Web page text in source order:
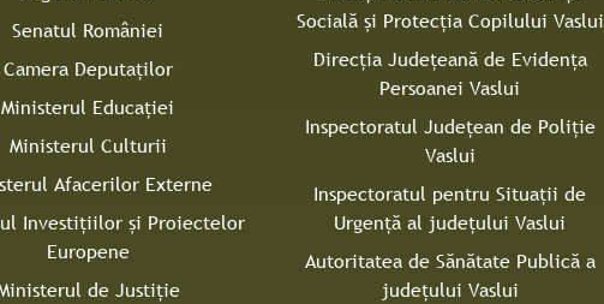
Senatul României
Camera Deputaților
Ministerul Educației
Ministerul Culturii
Afacerilor Externe
Investițiilor și Proiectelor
Europene
de Justiție
Socială şi Protecţia Copilului Vaslui
Direcţia Judeţeană de Evidenţa
Persoanei Vaslui
Inspectoratul Judeţean de Poliţie
Vaslui
Inspectoratul pentru Situaţii de
Urgenţă al judeţului Vaslui
Autoritatea de Sănătate Publică a
judeţului Vaslui